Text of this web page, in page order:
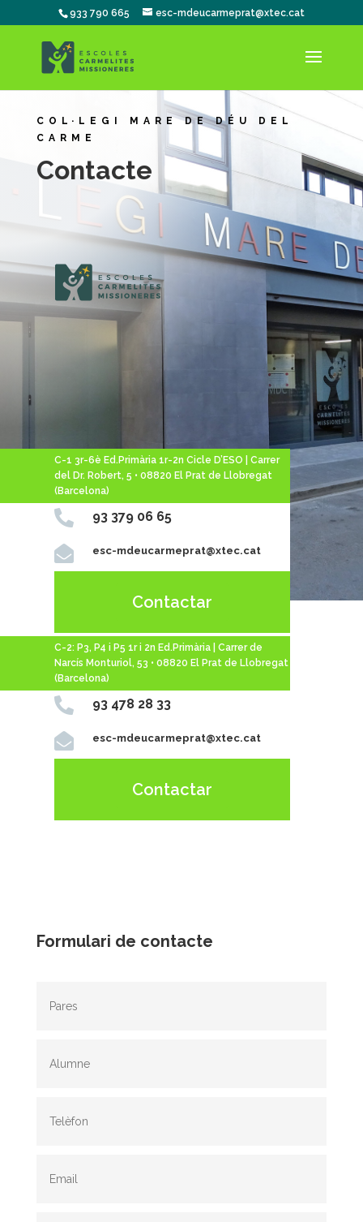
933 790 665 esc-mdeucarmeprat@xtec.cat
COL·LEGI MARE DE DÉU DEL
CARME
Contacte
C-1 3r-6è Ed.Primària 1r-2n Cicle D’ESO | Carrer
del Dr. Robert, 5 • 08820 El Prat de Llobregat
(Barcelona)
 93 379 06 65
 esc-mdeucarmeprat@xtec.cat
Contactar
C-2: P3, P4 i P5 1r i 2n Ed.Primària | Carrer de
Narcís Monturiol, 53 • 08820 El Prat de Llobregat
(Barcelona)
 93 478 28 33
 esc-mdeucarmeprat@xtec.cat
Contactar
Formulari de contacte